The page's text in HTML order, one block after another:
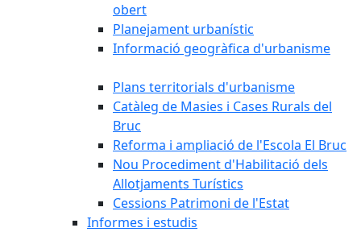
obert
Planejament urbanístic
Informació geogràfica d'urbanisme
Plans territorials d'urbanisme
Catàleg de Masies i Cases Rurals del
Bruc
Reforma i ampliació de l'Escola El Bruc
Nou Procediment d'Habilitació dels
Allotjaments Turístics
Cessions Patrimoni de l'Estat
Informes i estudis